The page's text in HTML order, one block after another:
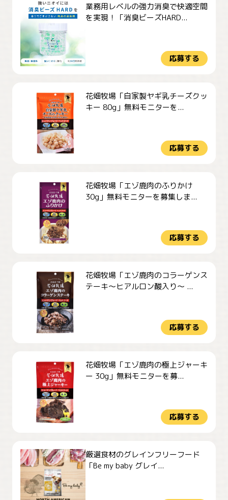
業務用レベルの強力消臭で快適空間
を実現！「消臭ビーズHARD...
応募する
花畑牧場「自家製ヤギ乳チーズクッ
キー 80g」無料モニターを...
応募する
花畑牧場「エゾ鹿肉のふりかけ
30g」無料モニターを募集しま...
応募する
花畑牧場「エゾ鹿肉のコラーゲンス
テーキ～ヒアルロン酸入り～ ...
応募する
花畑牧場「エゾ鹿肉の極上ジャーキ
ー 30g」無料モニターを募...
応募する
厳選食材のグレインフリーフード
「Be my baby グレイ...